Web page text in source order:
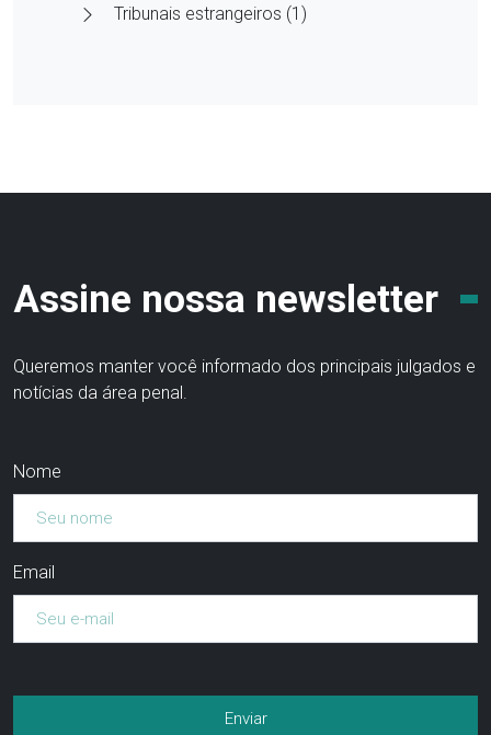
Tribunais estrangeiros (1)
Assine nossa newsletter
Queremos manter você informado dos principais julgados e
notícias da área penal.
Nome
Email